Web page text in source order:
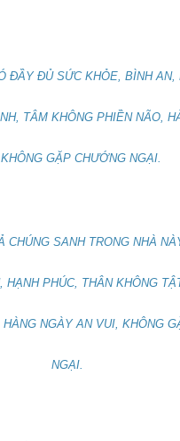
ĐẦY ĐỦ SỨC KHỎE, BÌNH AN,
TÂM KHÔNG PHIỀN NÃO,
GẶP CHƯỚNG NGẠI.
CHÚNG SANH TRONG NHÀ
HẠNH PHÚC, THÂN KHÔNG
NGÀY AN VUI, KHÔNG
NGẠI.